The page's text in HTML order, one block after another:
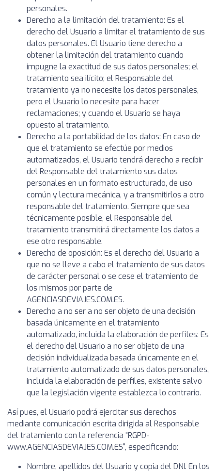
personales.
Derecho a la limitación del tratamiento: Es el
derecho del Usuario a limitar el tratamiento de sus
datos personales. El Usuario tiene derecho a
obtener la limitación del tratamiento cuando
impugne la exactitud de sus datos personales; el
tratamiento sea ilícito; el Responsable del
tratamiento ya no necesite los datos personales,
pero el Usuario lo necesite para hacer
reclamaciones; y cuando el Usuario se haya
opuesto al tratamiento.
Derecho a la portabilidad de los datos: En caso de
que el tratamiento se efectúe por medios
automatizados, el Usuario tendrá derecho a recibir
del Responsable del tratamiento sus datos
personales en un formato estructurado, de uso
común y lectura mecánica, y a transmitirlos a otro
responsable del tratamiento. Siempre que sea
técnicamente posible, el Responsable del
tratamiento transmitirá directamente los datos a
ese otro responsable.
Derecho de oposición: Es el derecho del Usuario a
que no se lleve a cabo el tratamiento de sus datos
de carácter personal o se cese el tratamiento de
los mismos por parte de
AGENCIASDEVIAJES.COM.ES.
Derecho a no ser a no ser objeto de una decisión
basada únicamente en el tratamiento
automatizado, incluida la elaboración de perfiles: Es
el derecho del Usuario a no ser objeto de una
decisión individualizada basada únicamente en el
tratamiento automatizado de sus datos personales,
incluida la elaboración de perfiles, existente salvo
que la legislación vigente establezca lo contrario.
Así pues, el Usuario podrá ejercitar sus derechos
mediante comunicación escrita dirigida al Responsable
del tratamiento con la referencia "RGPD-
www.AGENCIASDEVIAJES.COM.ES", especificando:
Nombre, apellidos del Usuario y copia del DNI. En los